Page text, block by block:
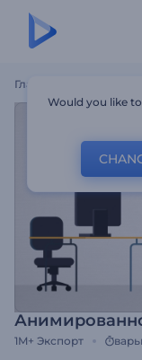
Главная
1M+ Экспорт
Would you like